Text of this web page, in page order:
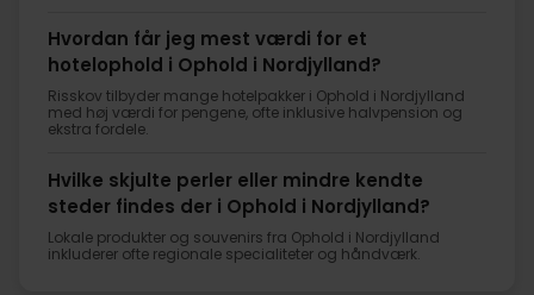
Hvordan får jeg mest værdi for et
hotelophold i Ophold i Nordjylland?
Risskov tilbyder mange hotelpakker i Ophold i Nordjylland
med høj værdi for pengene, ofte inklusive halvpension og
ekstra fordele.
Hvilke skjulte perler eller mindre kendte
steder findes der i Ophold i Nordjylland?
Lokale produkter og souvenirs fra Ophold i Nordjylland
inkluderer ofte regionale specialiteter og håndværk.